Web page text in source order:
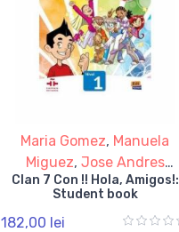
Maria Gomez, Manuela
Miguez, Jose Andres
Rojano ,Pilar Valero
Clan 7 Con !! Hola, Amigos!:
Student book
182,00 lei